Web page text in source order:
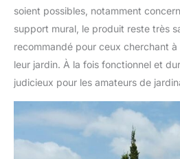
soient possibles, notamment
support mural, le produit reste très
recommandé pour ceux cherchant à
leur jardin. À la fois fonctionnel et
judicieux pour les amateurs de